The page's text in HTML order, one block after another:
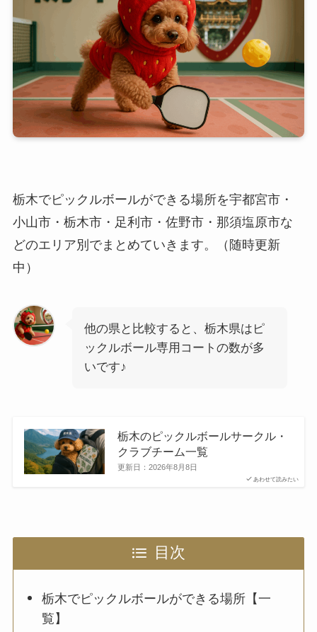
栃木でピックルボールができる場所を宇都宮市・
小山市・栃木市・足利市・佐野市・那須塩原市な
どのエリア別でまとめていきます。（随時更新
中）
他の県と比較すると、栃木県はピ
ックルボール専用コートの数が多
いです♪
あわせて読みたい
栃木のピックルボールサークル・
クラブチーム一覧
更新日： 2026年8月8日
目次
栃木でピックルボールができる場所【一
覧】